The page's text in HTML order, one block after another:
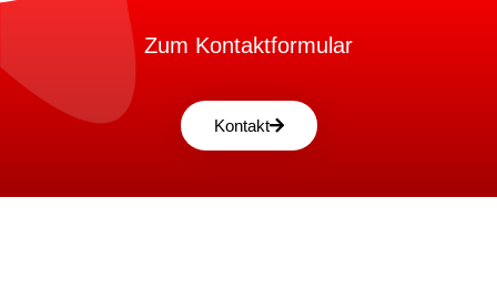
Zum Kontaktformular
Kontakt